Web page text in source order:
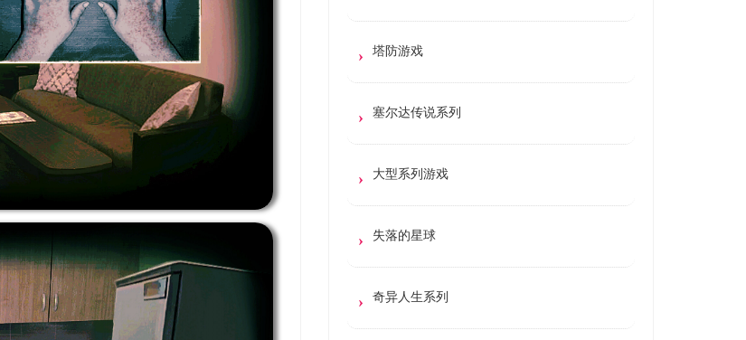
塔防游戏
塞尔达传说系列
大型系列游戏
失落的星球
奇异人生系列